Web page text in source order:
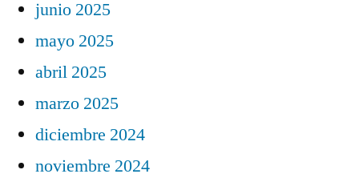
junio 2025
mayo 2025
abril 2025
marzo 2025
diciembre 2024
noviembre 2024